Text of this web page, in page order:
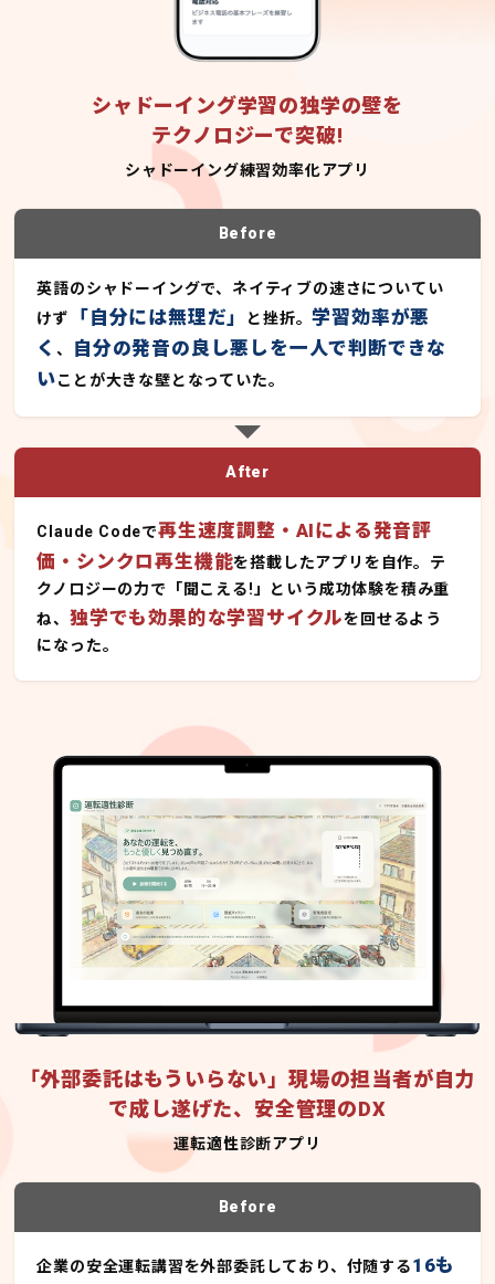
シャドーイング学習の独学の壁を
テクノロジーで突破!
シャドーイング練習効率化アプリ
Before
英語のシャドーイングで、ネイティブの速さについてい
けず
「自分には無理だ」 と挫折。学習効率が悪
く、
自分の発音の良し悪しを一人で判断できな
いことが大きな壁となっていた。
After
Claude Codeで再生速度調整・AIによる発音評
価・シンクロ再生機能を搭載したアプリを自作。テ
クノロジーの力で「聞こえる!」という成功体験を積み重
ね、独学でも効果的な学習サイクルを回せるよう
になった。
「外部委託はもういらない」現場の担当者が自力
で成し遂げた、安全管理のDX
運転適性診断アプリ
Before
企業の安全運転講習を外部委託しており、付随する16も